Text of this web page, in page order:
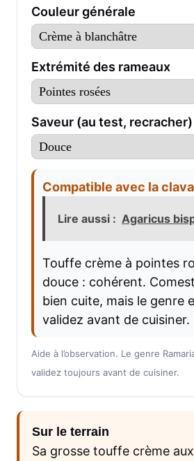
Couleur générale
Extrémité des rameaux
Saveur (au test, recracher)
Compatible avec la
Lire aussi : Agaricus
Touffe crème à pointes
douce : cohérent.
bien cuite, mais le genre
validez avant de cuisiner.
Aide à l’observation. Le genre
validez toujours avant de cuisiner.
Sur le terrain
Sa grosse touffe crème